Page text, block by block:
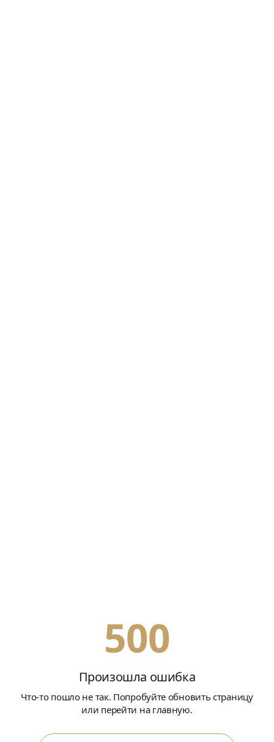
500
Произошла ошибка
Что-то пошло не так. Попробуйте обновить страницу
или перейти на главную.